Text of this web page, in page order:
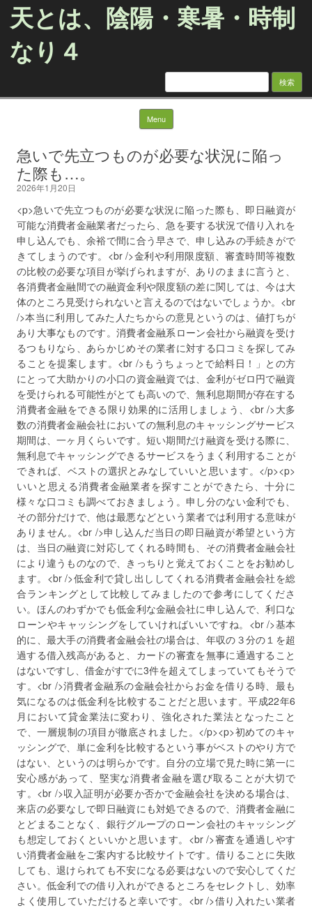
天とは、陰陽・寒暑・時制
なり４
検
Menu Skip to content
急いで先立つものが必要な状況に陥っ
た際も…。
2026年1月20日
<p>急いで先立つものが必要な状況に陥った際も、即日融資が
可能な消費者金融業者だったら、急を要する状況で借り入れを
申し込んでも、余裕で間に合う早さで、申し込みの手続きがで
きてしまうのです。<br />金利や利用限度額、審査時間等複数
の比較の必要な項目が挙げられますが、ありのままに言うと、
各消費者金融間での融資金利や限度額の差に関しては、今は大
体のところ見受けられないと言えるのではないでしょうか。<br
/>本当に利用してみた人たちからの意見というのは、値打ちが
あり大事なものです。消費者金融系ローン会社から融資を受け
るつもりなら、あらかじめその業者に対する口コミを探してみ
ることを提案します。<br />もうちょっとで給料日！」との方
にとって大助かりの小口の資金融資では、金利がゼロ円で融資
を受けられる可能性がとても高いので、無利息期間が存在する
消費者金融をできる限り効果的に活用しましょう、<br />大多
数の消費者金融会社においての無利息のキャッシングサービス
期間は、一ヶ月くらいです。短い期間だけ融資を受ける際に、
無利息でキャッシングできるサービスをうまく利用することが
できれば、ベストの選択とみなしていいと思います。</p><p>
いいと思える消費者金融業者を探すことができたら、十分に
様々な口コミも調べておきましょう。申し分のない金利でも、
その部分だけで、他は最悪などという業者では利用する意味が
ありません。<br />申し込んだ当日の即日融資が希望という方
は、当日の融資に対応してくれる時間も、その消費者金融会社
により違うものなので、きっちりと覚えておくことをお勧めし
ます。<br />低金利で貸し出ししてくれる消費者金融会社を総
合ランキングとして比較してみましたので参考にしてくださ
い。ほんのわずかでも低金利な金融会社に申し込んで、利口な
ローンやキャッシングをしていければいいですね。<br />基本
的に、最大手の消費者金融会社の場合は、年収の３分の１を超
過する借入残高があると、カードの審査を無事に通過すること
はないですし、借金がすでに3件を超えてしまっていてもそうで
す。<br />消費者金融系の金融会社からお金を借りる時、最も
気になるのは低金利を比較することだと思います。平成22年6
月において貸金業法に変わり、強化された業法となったこと
で、一層規制の項目が徹底されました。</p><p>初めてのキャ
ッシングで、単に金利を比較するという事がベストのやり方で
はない、というのは明らかです。自分の立場で見た時に第一に
安心感があって、堅実な消費者金融を選び取ることが大切で
す。<br />収入証明が必要か否かで金融会社を決める場合は、
来店の必要なしで即日融資にも対処できるので、消費者金融に
とどまることなく、銀行グループのローン会社のキャッシング
も想定しておくといいかと思います。<br />審査を通過しやす
い消費者金融をご案内する比較サイトです。借りることに失敗
しても、退けられても不安になる必要はないので安心してくだ
さい。低金利での借り入れができるところをセレクトし、効率
よく使用していただけると幸いです。<br />借り入れたい業者